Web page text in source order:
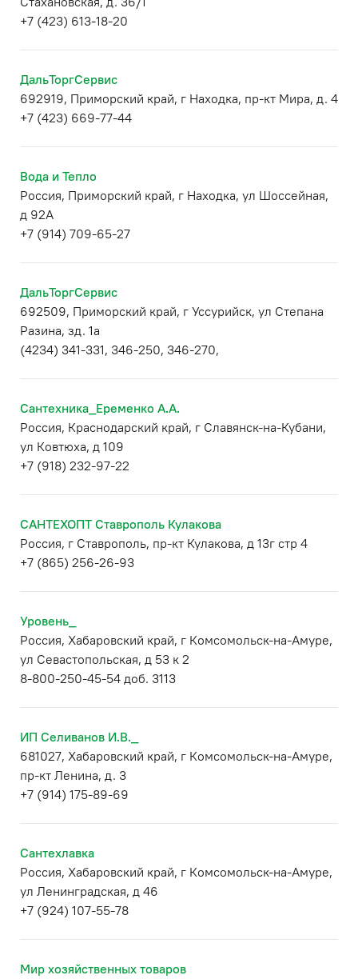
+7 (423) 613-18-20
ДальТоргСервис
692919, Приморский край, г Находка, пр-кт Мира, д. 4
+7 (423) 669-77-44
Вода и Тепло
Россия, Приморский край, г Находка, ул Шоссейная,
д 92А
+7 (914) 709-65-27
ДальТоргСервис
692509, Приморский край, г Уссурийск, ул Степана
Разина, зд. 1а
(4234) 341-331, 346-250, 346-270,
Сантехника_Еременко А.А.
Россия, Краснодарский край, г Славянск-на-Кубани,
ул Ковтюха, д 109
+7 (918) 232-97-22
САНТЕХОПТ Ставрополь Кулакова
Россия, г Ставрополь, пр-кт Кулакова, д 13г стр 4
+7 (865) 256-26-93
Уровень_
Россия, Хабаровский край, г Комсомольск-на-Амуре,
ул Севастопольская, д 53 к 2
8-800-250-45-54 доб. 3113
ИП Селиванов И.В._
681027, Хабаровский край, г Комсомольск-на-Амуре,
пр-кт Ленина, д. 3
+7 (914) 175-89-69
Сантехлавка
Россия, Хабаровский край, г Комсомольск-на-Амуре,
ул Ленинградская, д 46
+7 (924) 107-55-78
Мир хозяйственных товаров